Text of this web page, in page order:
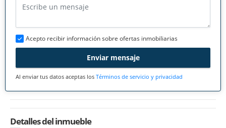
Acepto recibir información sobre ofertas inmobiliarias
Enviar mensaje
Al enviar tus datos aceptas los Términos de servicio y privacidad
Detalles del inmueble